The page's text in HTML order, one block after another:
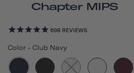
Chapter MIPS
698 REVIEWS
Color - Club Navy